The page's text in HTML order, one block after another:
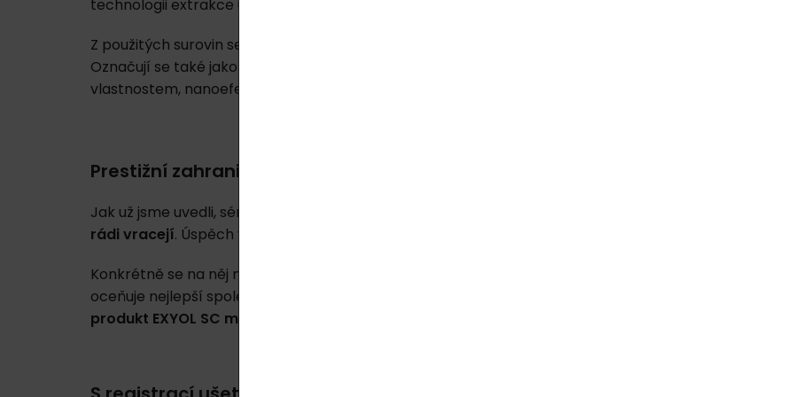
technologii extrakce účinných látek
Z použitých surovin se totiž vytahují takzvané nanoefektory – velmi malé části původních surovin,
Označují se také jako energetické vzory, jelikož v sobě nesou informace jednotlivých surovin, a ty
vlastnostem, nanoefektory pronikají hluboko do těla, díky čemuž působí velmi rychle, efektivně
Prestižní zahraniční ocenění
Jak už jsme uvedli, sérum Exyol SC je velmi komplexní a hloubkově regeneruje a vitalizuje pleť a
rádi vracejí. Úspěch však nesklízí jen mezi nimi, ale i v řadách nezávislých influencerů a
Konkrétně se na něj nedávno zaměřila nezávislá porota prestižní organizace GBWA (
oceňuje nejlepší společnosti, produkty a služby v odvětví kosmetiky, osobní péče a wellness.
produkt EXYOL SC mezi jednoznačně nejúčinnější produkty v kategorii ORGANICKÁ A PŘÍRODNÍ